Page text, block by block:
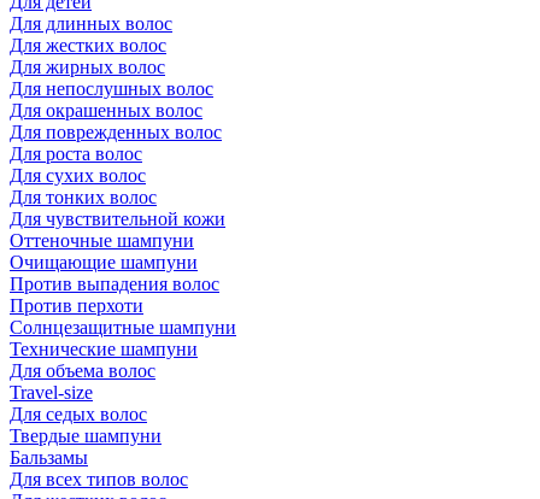
Для длинных волос
Для жестких волос
Для жирных волос
Для непослушных волос
Для окрашенных волос
Для поврежденных волос
Для роста волос
Для сухих волос
Для тонких волос
Для чувствительной кожи
Оттеночные шампуни
Очищающие шампуни
Против выпадения волос
Против перхоти
Солнцезащитные шампуни
Технические шампуни
Для объема волос
Travel-size
Для седых волос
Твердые шампуни
Бальзамы
Для всех типов волос